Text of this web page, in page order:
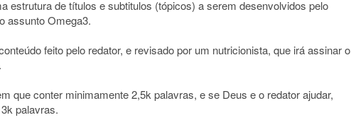
estrutura de títulos e subtitulos (tópicos) a serem desenvolvidos pelo
assunto Omega3.
feito pelo redator, e revisado por um nutricionista, que irá assinar o
que conter minimamente 2,5k palavras, e se Deus e o redator ajudar,
palavras.